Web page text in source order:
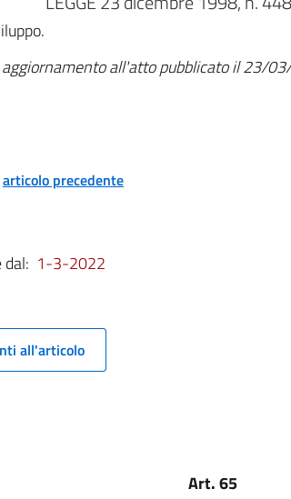
all'atto pubblicato il 23/
articolo precedente
dal: 1-3-2022
all'articolo
Art. 65